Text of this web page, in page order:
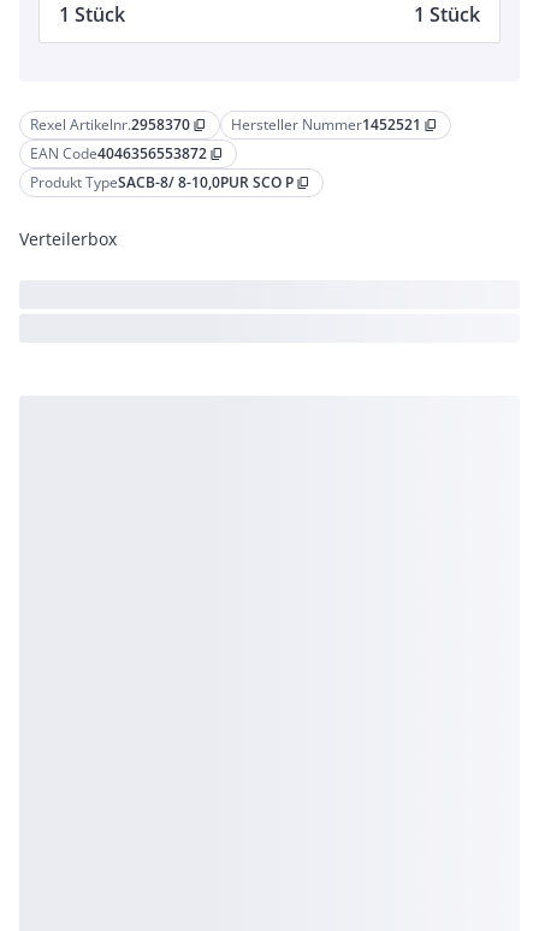
Rexel Artikelnr.2958370 content_copy Hersteller Nummer1452521 content_copy
EAN Code4046356553872 content_copy
Produkt TypeSACB-8/ 8-10,0PUR SCO P content_copy
Verteilerbox
1 Stück 1 Stück